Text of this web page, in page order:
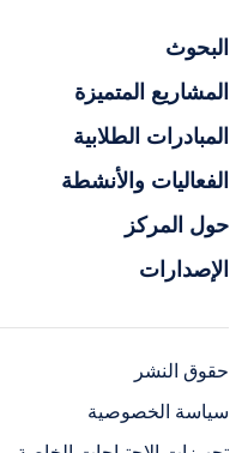
البحوث
المشاريع المتميزة
المبادرات الطلابية
الفعاليات والأنشطة
حول المركز
الإصدارات
حقوق النشر
سياسة الخصوصية